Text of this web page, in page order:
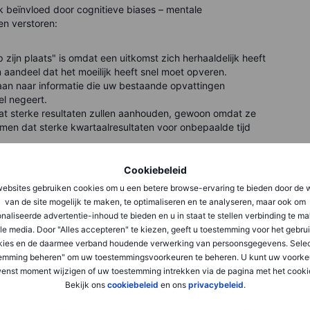
Cookiebeleid
gebruiken cookies om u een betere browse-ervaring te bieden door de
van de site mogelijk te maken, te optimaliseren en te analyseren, maar ook om
advertentie-inhoud te bieden en u in staat te stellen verbinding te
media. Door "Alles accepteren" te kiezen, geeft u toestemming voor het
en de daarmee verband houdende verwerking van persoonsgegevens.
beheren" om uw toestemmingsvoorkeuren te beheren. U kunt uw
moment wijzigen of uw toestemming intrekken via de pagina met het
Bekijk ons cookiebeleid en ons privacybeleid.
door cognitieve biases – mentale
verstoren:
zijn plaats" is omdat een uitkomst zich herhaaldelijk heeft
dat het moeilijk heeft snel moet opveren.
naar informatie die uw bestaande opvattingen
negeert.
sterke resultaten zullen aanhouden, gewoon omdat ze
dat sterke kwartaalresultaten voor onbepaalde tijd
vertrouwde strategieën, zelfs als de omstandigheden
evenwichtigere, objectievere beslissingen te nemen.
te versterken
op uw handelsplatform. Bent u kalm, nieuwsgierig,